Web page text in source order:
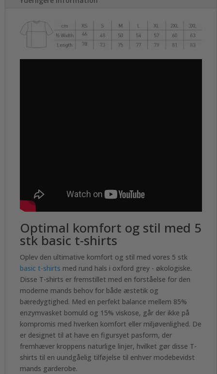
Optimal komfort og stil med 5
stk basic t-shirts
Oplev den ultimative komfort og stil med vores 5 stk
basic t-shirts med rund hals i oxford grey - økologiske.
Disse T-shirts er fremstillet med en forståelse for den
moderne mands behov for både æstetik og
bæredygtighed. Med en perfekt balance mellem 85%
enzymvasket bomuld og 15% viskose, går der ikke på
kompromis med hverken komfort eller miljøvenlighed. De
er designet til at have en figursyet pasform, der
fremhæver kroppens naturlige linjer, hvilket gør disse T-
shirts til en uundgåelig tilføjelse til enhver modebevidst
mands garderobe.